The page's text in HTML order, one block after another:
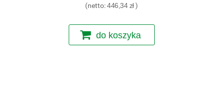
(netto:446,34 zł)
do koszyka